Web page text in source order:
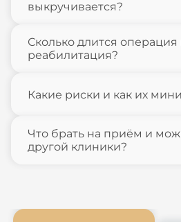
выкручивается?
Сколько длится операция
реабилитация?
Какие риски и как их
Что брать на приём и
другой клиники?